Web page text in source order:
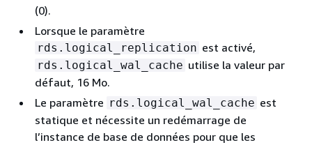
(0).
Lorsque le paramètre
rds.logical_replication est activé,
rds.logical_wal_cache utilise la valeur par
défaut, 16 Mo.
Le paramètre rds.logical_wal_cache est
statique et nécessite un redémarrage de
l’instance de base de données pour que les